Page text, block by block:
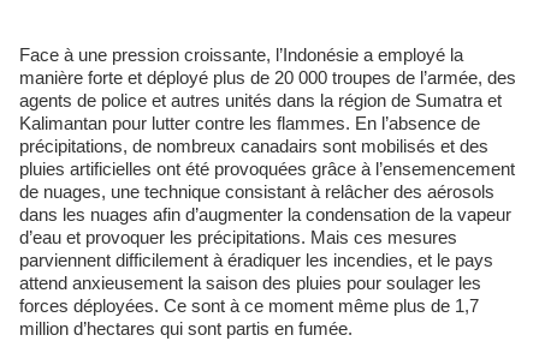
Face à une pression croissante, l’Indonésie a employé la
manière forte et déployé plus de 20 000 troupes de l’armée, des
agents de police et autres unités dans la région de Sumatra et
Kalimantan pour lutter contre les flammes. En l’absence de
précipitations, de nombreux canadairs sont mobilisés et des
pluies artificielles ont été provoquées grâce à l’ensemencement
de nuages, une technique consistant à relâcher des aérosols
dans les nuages afin d’augmenter la condensation de la vapeur
d’eau et provoquer les précipitations. Mais ces mesures
parviennent difficilement à éradiquer les incendies, et le pays
attend anxieusement la saison des pluies pour soulager les
forces déployées. Ce sont à ce moment même plus de 1,7
million d’hectares qui sont partis en fumée.